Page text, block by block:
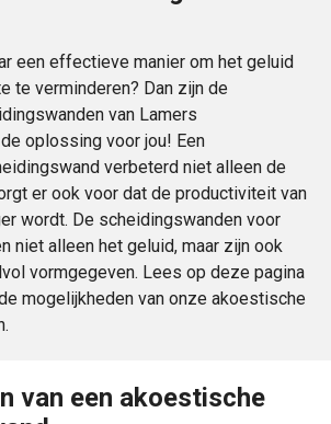
een effectieve manier om het geluid
te verminderen? Dan zijn de
van Lamers
oplossing voor jou! Een
verbeterd niet alleen de
er ook voor dat de productiviteit van
wordt. De scheidingswanden voor
niet alleen het geluid, maar zijn ook
vormgegeven. Lees op deze pagina
mogelijkheden van onze akoestische
van een akoestische